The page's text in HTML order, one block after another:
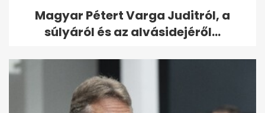
Magyar Pétert Varga Juditról, a
súlyáról és az alvásidejéről...